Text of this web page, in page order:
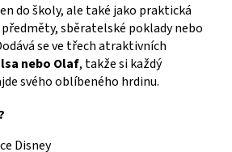
do školy, ale také jako praktická
sběratelské poklady nebo
se ve třech atraktivních
nebo Olaf, takže si každý
svého oblíbeného hrdinu.
Disney